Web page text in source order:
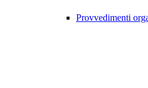
Provvedimenti